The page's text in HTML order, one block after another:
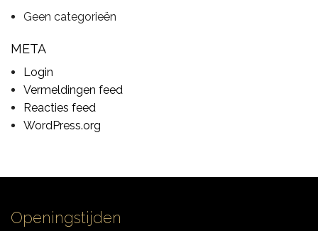
ONLINE SALE
DRUMSCHOOL
CONTACT
Geen categorieën
META
Login
Vermeldingen feed
Reacties feed
WordPress.org
Openingstijden